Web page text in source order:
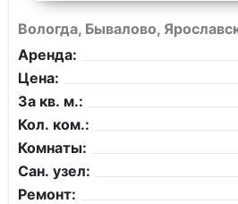
Вологда, Бывалово,
Аренда:
Цена:
За кв. м.:
Кол. ком.:
Комнаты:
Сан. узел:
Ремонт: